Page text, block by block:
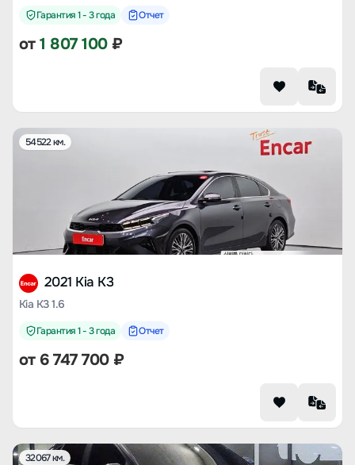
Гарантия 1 - 3 года Отчет
от1 807 100₽
54522 км.
2021 Kia K3
Kia K3 1.6
Гарантия 1 - 3 года Отчет
от 6 747 700₽
32067 км.